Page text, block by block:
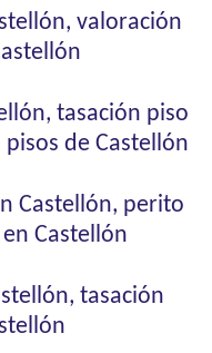
valoración
tasación piso
de Castellón
Castellón, perito
Castellón
tasación